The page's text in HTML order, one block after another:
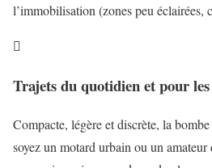
l’immobilisation (zones peu éclairées,

Trajets du quotidien et pour les
Compacte, légère et discrète, la
soyez un motard urbain ou un amateur